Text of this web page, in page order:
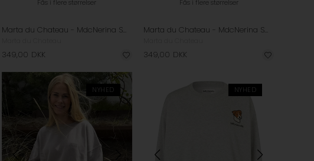
Fås i flere størrelser
Marta du Chateau - MdcNerina Sweatshirt - Camello/ Moro
349,00 DKK
Fås i flere størrelser
Marta du Chateau - MdcNerina Sweatshirt - Bordeaux/ Pink
349,00 DKK
NYHED NYHED